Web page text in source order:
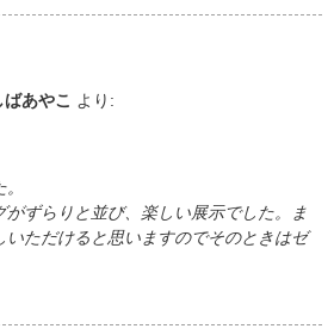
あやこ より:
がずらりと並び、楽しい展示でした。ま
いただけると思いますのでそのときはゼ